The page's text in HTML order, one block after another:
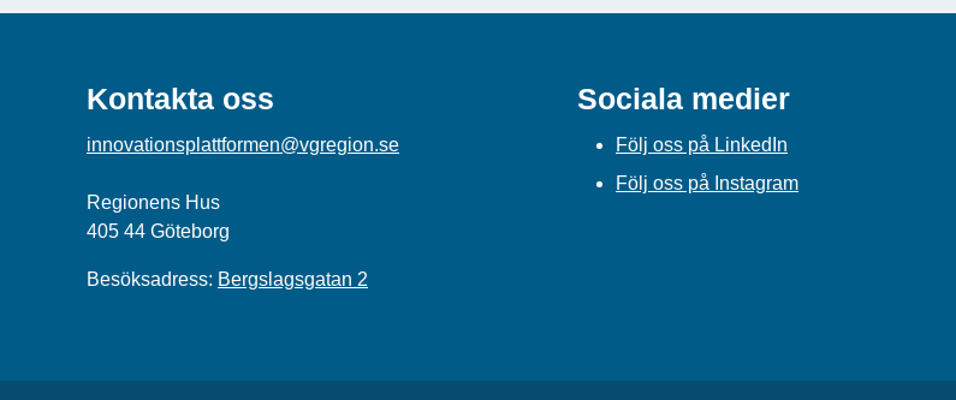
Kontakta oss
innovationsplattformen@vgregion.se
Regionens Hus
405 44 Göteborg
Besöksadress: Bergslagsgatan 2
Sociala medier
Följ oss på LinkedIn
Följ oss på Instagram